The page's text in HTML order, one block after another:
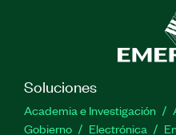
Soluciones
Academia e Investigación
Gobierno
Electrónica